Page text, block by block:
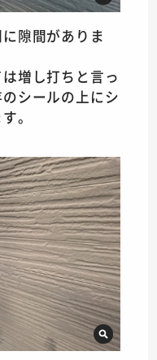
隙間がありま
増し打ちと言っ
シールの上にシ
。